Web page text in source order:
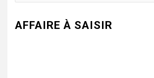
AFFAIRE À SAISIR